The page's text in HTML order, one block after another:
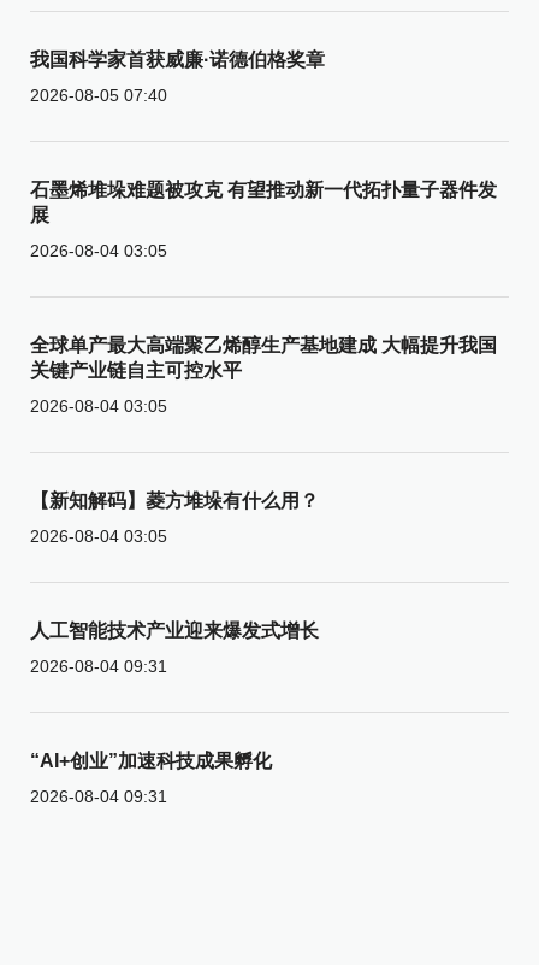
我国科学家首获威廉·诺德伯格奖章
2026-08-05 07:40
石墨烯堆垛难题被攻克 有望推动新一代拓扑量子器件发
展
2026-08-04 03:05
全球单产最大高端聚乙烯醇生产基地建成 大幅提升我国
关键产业链自主可控水平
2026-08-04 03:05
【新知解码】菱方堆垛有什么用？
2026-08-04 03:05
人工智能技术产业迎来爆发式增长
2026-08-04 09:31
“AI+创业”加速科技成果孵化
2026-08-04 09:31